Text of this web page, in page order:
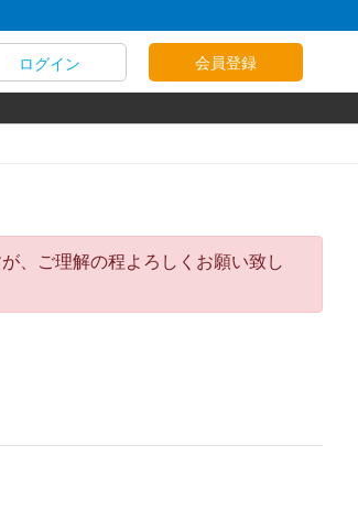
ログイン 会員登録
、ご理解の程よろしくお願い致し